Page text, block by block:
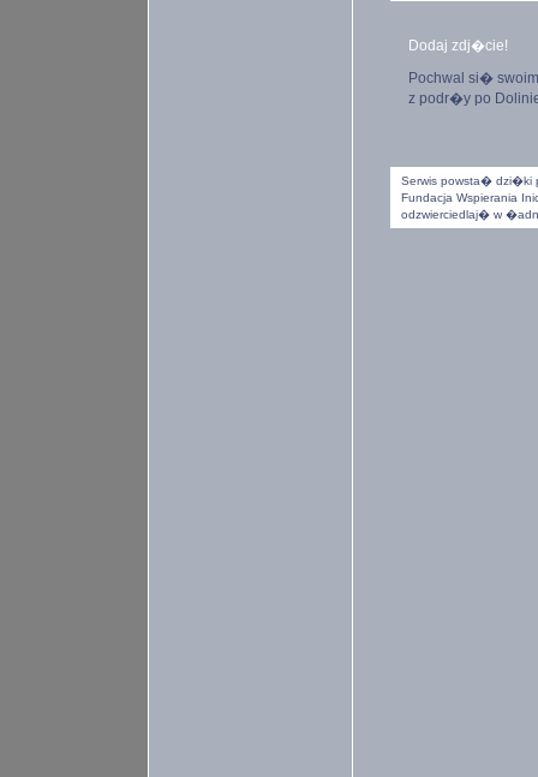
Dodaj zdj�cie!
Pochwal si�
z podr�y po
Serwis powsta� dzi�ki
Fundacja Wspierania
odzwierciedlaj� w